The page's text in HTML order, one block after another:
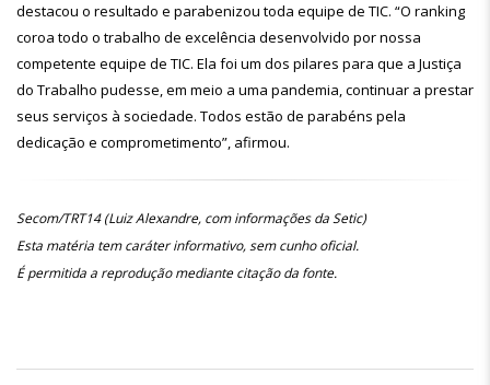
destacou o resultado e parabenizou toda equipe de TIC. “O ranking
coroa todo o trabalho de excelência desenvolvido por nossa
competente equipe de TIC. Ela foi um dos pilares para que a Justiça
do Trabalho pudesse, em meio a uma pandemia, continuar a prestar
seus serviços à sociedade. Todos estão de parabéns pela
dedicação e comprometimento”, afirmou.
Secom/TRT14 (Luiz Alexandre, com informações da Setic)
Esta matéria tem caráter informativo, sem cunho oficial.
É permitida a reprodução mediante citação da fonte.